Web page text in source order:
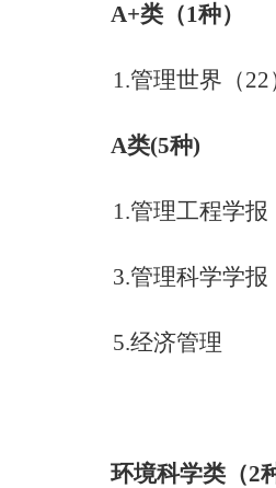
A+类（1种）
1.管理世界（22
A类(5种)
1.管理工程学报
3.管理科学学报
5.经济管理
环境科学类（2